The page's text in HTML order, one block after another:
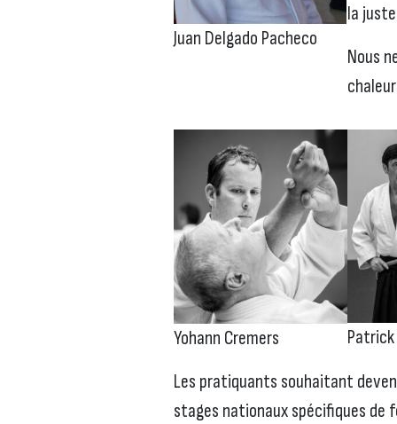
Juan Delgado Pacheco
la
Nous
Yohann Cremers
Les pratiquants souhaitant
stages nationaux spécifiques de